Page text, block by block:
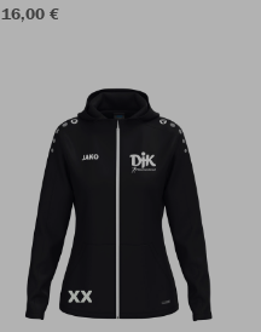
16,00 €